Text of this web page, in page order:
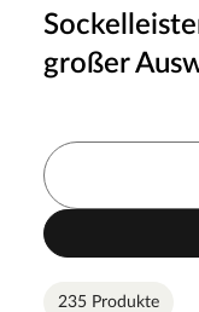
großer
235 Produkte